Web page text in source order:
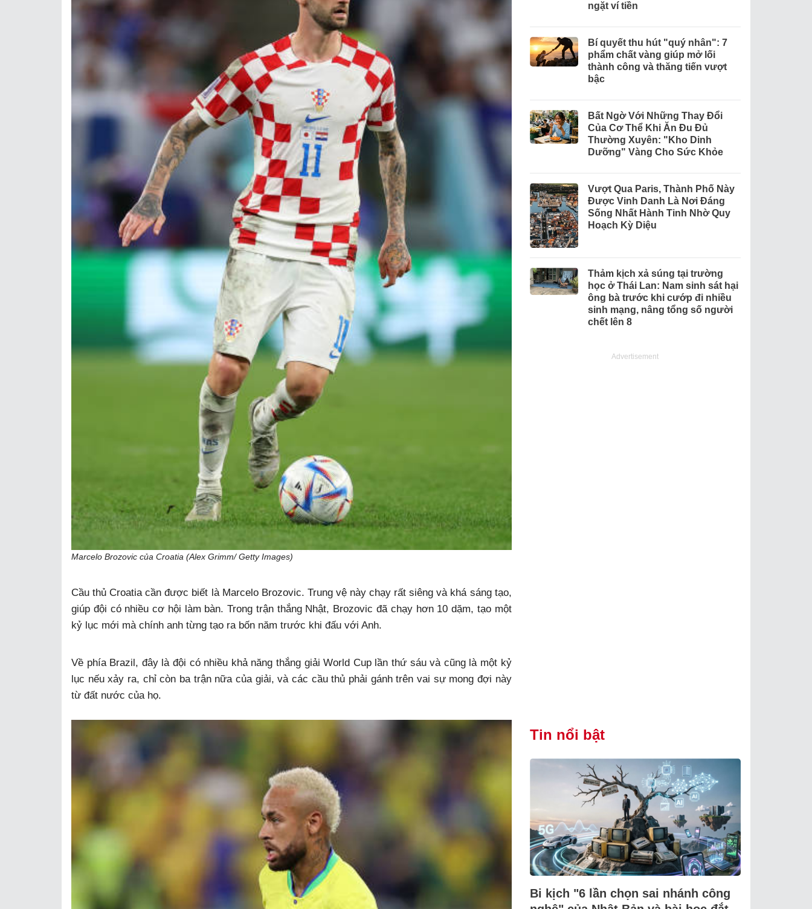
Marcelo Brozovic của Croatia (Alex Grimm/ Getty Images)
Cầu thủ Croatia cần được biết là Marcelo Brozovic. Trung vệ này chạy rất siêng và khá sáng tạo,
giúp đội có nhiều cơ hội làm bàn. Trong trận thắng Nhật, Brozovic đã chạy hơn 10 dặm, tạo một
kỷ lục mới mà chính anh từng tạo ra bốn năm trước khi đấu với Anh.
Về phía Brazil, đây là đội có nhiều khả năng thắng giải World Cup lần thứ sáu và cũng là một kỷ
lục nếu xảy ra, chỉ còn ba trận nữa của giải, và các cầu thủ phải gánh trên vai sự mong đợi này
từ đất nước của họ.
ngặt ví tiền
Bí quyết thu hút "quý nhân": 7
phẩm chất vàng giúp mở lối
thành công và thăng tiến vượt
bậc
Bất Ngờ Với Những Thay Đổi
Của Cơ Thể Khi Ăn Đu Đủ
Thường Xuyên: "Kho Dinh
Dưỡng" Vàng Cho Sức Khỏe
Vượt Qua Paris, Thành Phố Này
Được Vinh Danh Là Nơi Đáng
Sống Nhất Hành Tinh Nhờ Quy
Hoạch Kỳ Diệu
Thảm kịch xả súng tại trường
học ở Thái Lan: Nam sinh sát hại
ông bà trước khi cướp đi nhiều
sinh mạng, nâng tổng số người
chết lên 8
Advertisement
Tin nổi bật
Bi kịch "6 lần chọn sai nhánh công